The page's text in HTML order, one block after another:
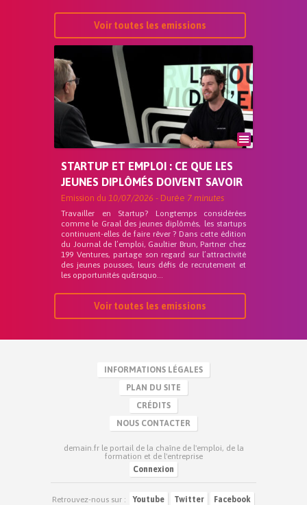
Voir toutes les emissions
STARTUP ET EMPLOI : CE QUE LES
JEUNES DIPLÔMÉS DOIVENT SAVOIR
Emission du 10/07/2026 - Durée 7 minutes
Travailler en Startup? Longtemps considérées
comme le Graal des jeunes diplômés, les startups
continuent-elles de faire rêver ? Dans cette édition
du Journal de l’emploi, Gaultier Brun, Partner chez
199 Ventures, partage son regard sur l’attractivité
des jeunes pousses, leurs défis de recrutement et
les opportunités qu&rsquo...
Voir toutes les emissions
INFORMATIONS LÉGALES
PLAN DU SITE
CRÉDITS
NOUS CONTACTER
demain.fr le portail de la chaîne de l'emploi, de la
formation et de l'entreprise
Connexion
Retrouvez-nous sur : Youtube Twitter Facebook